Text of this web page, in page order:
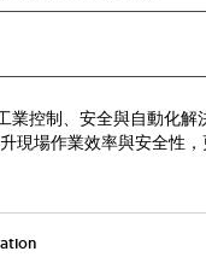
業控制、安全與自動化解
現場作業效率與安全性